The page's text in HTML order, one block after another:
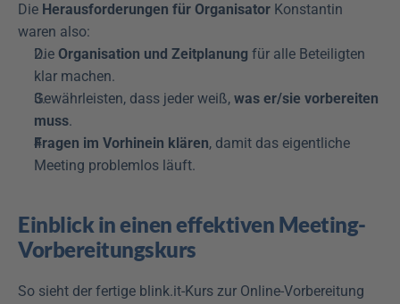
Die Herausforderungen für Organisator Konstantin
waren also:
Die Organisation und Zeitplanung für alle Beteiligten
klar machen.
Gewährleisten, dass jeder weiß, was er/sie vorbereiten
muss.
Fragen im Vorhinein klären, damit das eigentliche
Meeting problemlos läuft.
Einblick in einen effektiven Meeting-
Vorbereitungskurs
So sieht der fertige blink.it-Kurs zur Online-Vorbereitung